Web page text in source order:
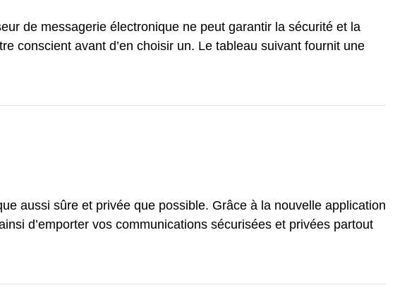
de messagerie électronique ne peut garantir la sécurité et la
conscient avant d’en choisir un. Le tableau suivant fournit une
aussi sûre et privée que possible. Grâce à la nouvelle application
d’emporter vos communications sécurisées et privées partout